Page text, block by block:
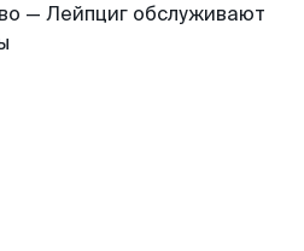
— Лейпциг обслуживают